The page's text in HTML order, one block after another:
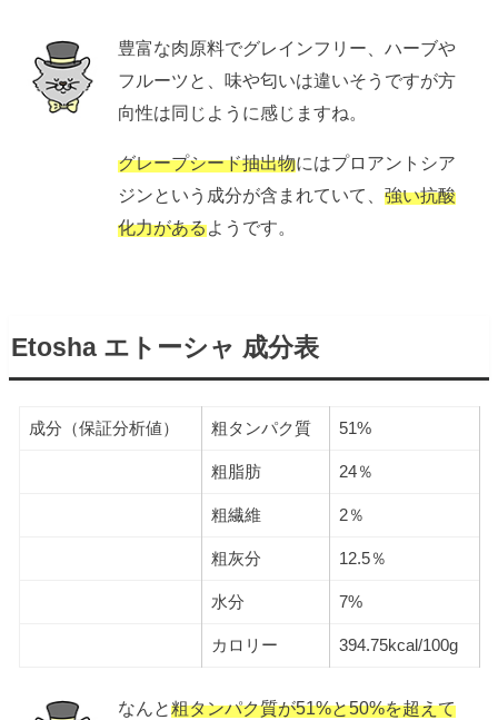
豊富な肉原料でグレインフリー、ハーブや
フルーツと、味や匂いは違いそうですが方
向性は同じように感じますね。
グレープシード抽出物にはプロアントシア
ジンという成分が含まれていて、強い抗酸
化力があるようです。
Etosha エトーシャ 成分表
成分（保証分析値） 粗タンパク質 51%
粗脂肪 24％
粗繊維 2％
粗灰分 12.5％
水分 7%
カロリー 394.75kcal/100g
なんと粗タンパク質が51%と50%を超えて